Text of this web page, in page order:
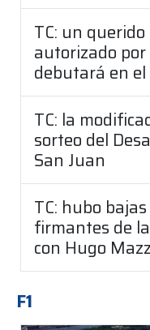
TC: un
autorizado por
debutará en el
TC: la
sorteo del
San Juan
TC: hubo
firmantes de
con Hugo
F1